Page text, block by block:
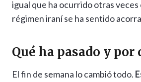
igual que ha ocurrido otras veces
régimen iraní se ha sentido
Qué ha pasado y por
El fin de semana lo cambió todo.